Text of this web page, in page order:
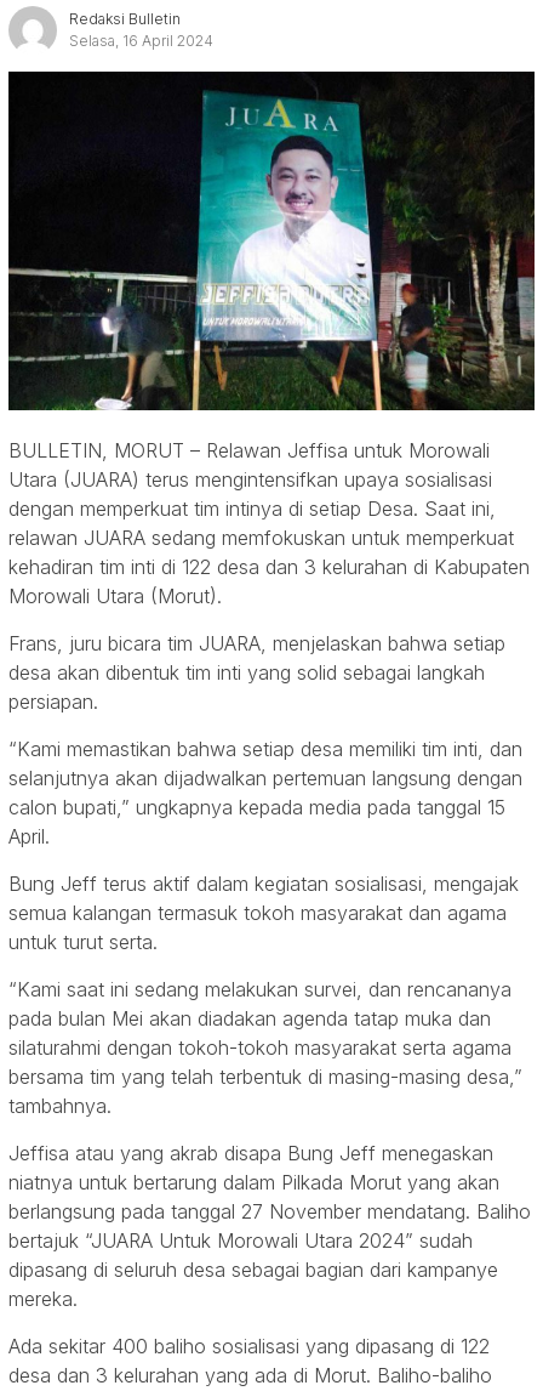
Redaksi Bulletin
Selasa, 16 April 2024
BULLETIN, MORUT – Relawan Jeffisa untuk Morowali
Utara (JUARA) terus mengintensifkan upaya sosialisasi
dengan memperkuat tim intinya di setiap Desa. Saat ini,
relawan JUARA sedang memfokuskan untuk memperkuat
kehadiran tim inti di 122 desa dan 3 kelurahan di Kabupaten
Morowali Utara (Morut).
Frans, juru bicara tim JUARA, menjelaskan bahwa setiap
desa akan dibentuk tim inti yang solid sebagai langkah
persiapan.
“Kami memastikan bahwa setiap desa memiliki tim inti, dan
selanjutnya akan dijadwalkan pertemuan langsung dengan
calon bupati,” ungkapnya kepada media pada tanggal 15
April.
Bung Jeff terus aktif dalam kegiatan sosialisasi, mengajak
semua kalangan termasuk tokoh masyarakat dan agama
untuk turut serta.
“Kami saat ini sedang melakukan survei, dan rencananya
pada bulan Mei akan diadakan agenda tatap muka dan
silaturahmi dengan tokoh-tokoh masyarakat serta agama
bersama tim yang telah terbentuk di masing-masing desa,”
tambahnya.
Jeffisa atau yang akrab disapa Bung Jeff menegaskan
niatnya untuk bertarung dalam Pilkada Morut yang akan
berlangsung pada tanggal 27 November mendatang. Baliho
bertajuk “JUARA Untuk Morowali Utara 2024” sudah
dipasang di seluruh desa sebagai bagian dari kampanye
mereka.
Ada sekitar 400 baliho sosialisasi yang dipasang di 122
desa dan 3 kelurahan yang ada di Morut. Baliho-baliho